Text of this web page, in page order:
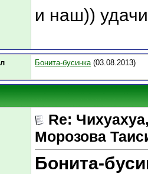
и наш))
Бонита-бусинка(03.08.2013)
Re:
Морозова
Бонита-